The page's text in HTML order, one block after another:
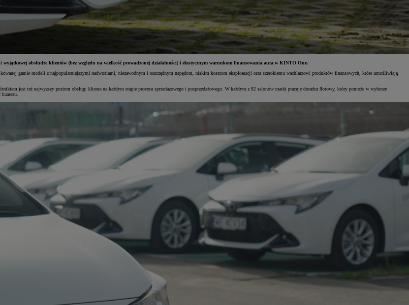
Świętujemy 35 lat Toyoty w Polsce
Odkryj 35 wyjątkowych ofert
Umów się na jazdę testową
wyjątkowej obsłudze klientów (bez względu na wielkość prowadzonej działalności) i elastycznym warunkom finansowania auta w KINTO One.
gamie modeli z najpopularniejszymi nadwoziami, niezawodnym i oszczędnym napędom, niskim kosztom eksploatacji oraz szerokiemu wachlarzowi produktów finansowych, które umożliwiają
jest też najwyższy poziom obsługi klienta na każdym etapie procesu sprzedażowego i posprzedażowego. W każdym z 82 salonów marki pracuje doradca flotowy, który pomoże w wyborze
biznesu.